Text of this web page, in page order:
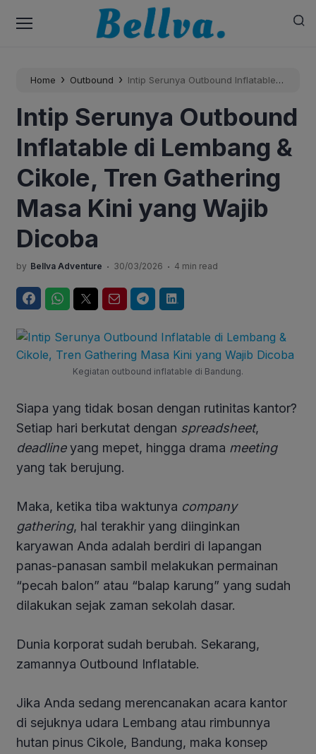
Home › Outbound › Intip Serunya Outbound Inflatable
Wajib Dicoba
Intip Serunya Outbound
Inflatable di Lembang &
Cikole, Tren Gathering
Masa Kini yang Wajib
Dicoba
by Bellva Adventure . 30/03/2026 . 4 min read
Kegiatan outbound inflatable di Bandung.
Siapa yang tidak bosan dengan rutinitas kantor?
Setiap hari berkutat dengan spreadsheet,
deadlineyang mepet, hingga drama meeting
yang tak berujung.
Maka, ketika tiba waktunya company
gathering, hal terakhir yang diinginkan
karyawan Anda adalah berdiri di lapangan
panas-panasan sambil melakukan permainan
“pecah balon” atau “balap karung” yang sudah
dilakukan sejak zaman sekolah dasar.
Dunia korporat sudah berubah. Sekarang,
zamannya Outbound Inflatable.
Jika Anda sedang merencanakan acara kantor
di sejuknya udara Lembang atau rimbunnya
hutan pinus Cikole, Bandung, maka konsep